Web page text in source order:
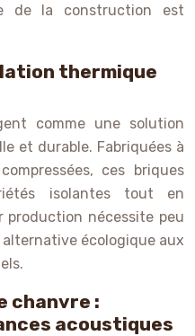
de la construction est
thermique
comme une solution
et durable. Fabriquées à
ces briques
isolantes tout en
production nécessite peu
alternative écologique aux
chanvre :
acoustiques